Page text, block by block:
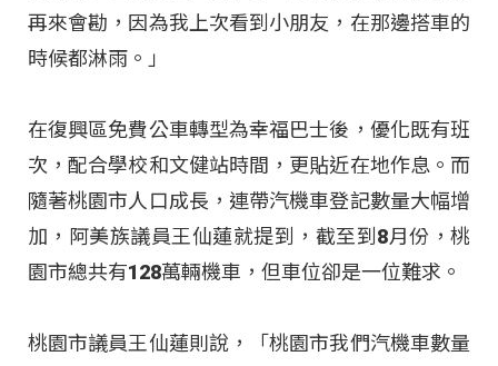
再來會勘，因為我上次看到小朋友，在那邊搭車的
時候都淋雨。」
在復興區免費公車轉型為幸福巴士後，優化既有班
次，配合學校和文健站時間，更貼近在地作息。而
隨著桃園市人口成長，連帶汽機車登記數量大幅增
加，阿美族議員王仙蓮就提到，截至到8月份，桃
園市總共有128萬輛機車，但車位卻是一位難求。
桃園市議員王仙蓮則說，「桃園市我們汽機車數量